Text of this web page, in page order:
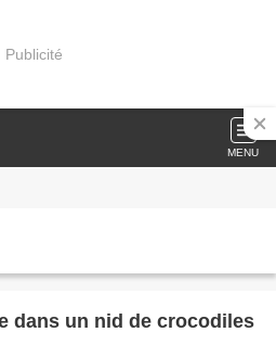
Publicité
MENU
dans un nid de crocodiles